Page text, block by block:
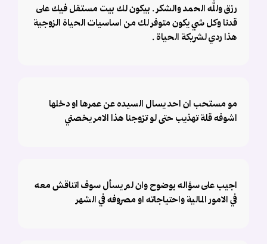
رزق ولله الحمد والشكر . بيكون لك بيت مستقل فيك على
قدنا وكل شي يكون متوفر لك من اساسيات الحياة الزوجية
هذا ردي لشريكة الحياة .
مو مستحب ان احد يسال السيده عن عمرها او دخلها
اشوفه قلة تهذيب حتى لو تزوجنا هذا الامر يخصني
اجيب على سؤاله بوضوح وان لم يسأل سوف اتناقش معه
في الامور المالية واحتياجاته او مصروفه في الشهر